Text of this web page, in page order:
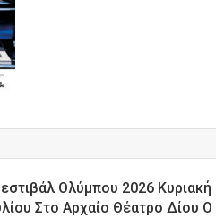
Ολύμπου 2026 Κυριακή
Στο Αρχαίο Θέατρο Δίου Ο